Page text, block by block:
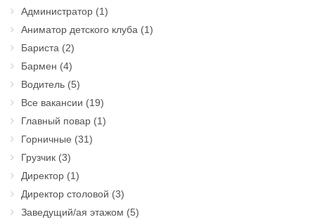
Администратор (1)
Аниматор детского клуба (1)
Бариста (2)
Бармен (4)
Водитель (5)
Все вакансии (19)
Главный повар (1)
Горничные (31)
Грузчик (3)
Директор (1)
Директор столовой (3)
Заведущий/ая этажом (5)